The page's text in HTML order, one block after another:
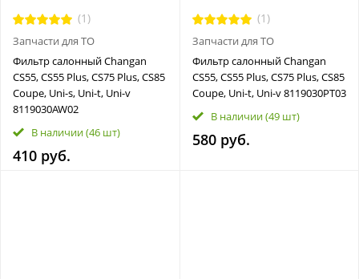
(1)
Запчасти для ТО
Фильтр салонный Changan
CS55, CS55 Plus, CS75 Plus, CS85
Coupe, Uni-s, Uni-t, Uni-v
8119030AW02
В наличии(46 шт)
410 руб.
(1)
Запчасти для ТО
Фильтр салонный Changan
CS55, CS55 Plus, CS75 Plus, CS85
Coupe, Uni-t, Uni-v 8119030PT03
В наличии(49 шт)
580 руб.